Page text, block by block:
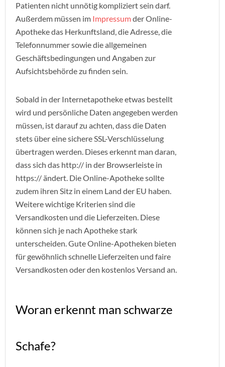
Patienten nicht unnötig kompliziert sein darf.
Außerdem müssen im Impressumder Online-
Apotheke das Herkunftsland, die Adresse, die
Telefonnummer sowie die allgemeinen
Geschäftsbedingungen und Angaben zur
Aufsichtsbehörde zu finden sein.
Sobald in der Internetapotheke etwas bestellt
wird und persönliche Daten angegeben werden
müssen, ist darauf zu achten, dass die Daten
stets über eine sichere SSL-Verschlüsselung
übertragen werden. Dieses erkennt man daran,
dass sich das http:// in der Browserleiste in
https:// ändert. Die Online-Apotheke sollte
zudem ihren Sitz in einem Land der EU haben.
Weitere wichtige Kriterien sind die
Versandkosten und die Lieferzeiten. Diese
können sich je nach Apotheke stark
unterscheiden. Gute Online-Apotheken bieten
für gewöhnlich schnelle Lieferzeiten und faire
Versandkosten oder den kostenlos Versand an.
Woran erkennt man schwarze
Schafe?